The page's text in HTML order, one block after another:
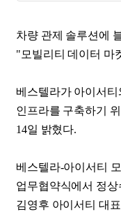
차량 관제 솔루션에
"모빌리티 데이터 마
베스텔라가 아이서
인프라를 구축하기
14일 밝혔다.
베스텔라-아이서티
업무협약식에서 정
김영후 아이서티 대